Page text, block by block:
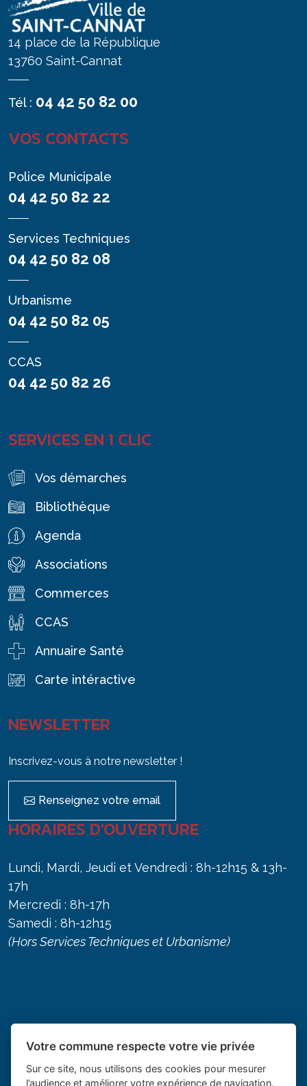
14 place de la République
13760 Saint-Cannat
Tél : 04 42 50 82 00
VOS CONTACTS
Police Municipale
04 42 50 82 22
Services Techniques
04 42 50 82 08
Urbanisme
04 42 50 82 05
CCAS
04 42 50 82 26
SERVICES EN 1 CLIC
Vos démarches
Bibliothèque
Agenda
Associations
Commerces
CCAS
Annuaire Santé
Carte intéractive
NEWSLETTER
Inscrivez-vous à notre newsletter !
Renseignez votre email
HORAIRES D'OUVERTURE
Lundi, Mardi, Jeudi et Vendredi : 8h-12h15 & 13h-
17h
Mercredi : 8h-17h
Samedi : 8h-12h15
(Hors Services Techniques et Urbanisme)
Votre commune respecte votre vie privée
Sur ce site, nous utilisons des cookies pour mesurer
l’audience et améliorer votre expérience de navigation.